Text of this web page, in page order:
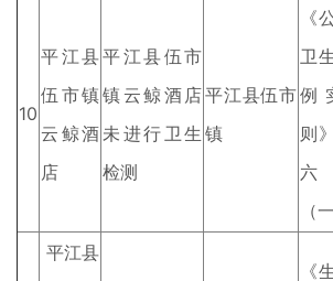
10
平江县
伍市镇
云鲸酒
店
平江县伍市
镇云鲸酒店
未进行卫生
检测
平江县伍市
镇
《
卫
例
则
（
平江县
《